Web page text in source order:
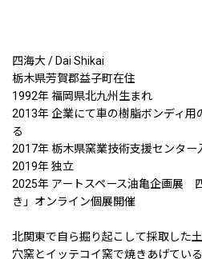
四海大 / Dai Shikai
栃木県芳賀郡益子町在住
1992年 福岡県北九州生まれ
2013年 企業にて車の樹脂ボンディ用
る
2017年 栃木県窯業技術支援センター
2019年 独立
2025年 アートスペース油亀企画展
き」オンライン個展開催
北関東で自ら掘り起こして採取した土
穴窯とイッテコイ窯で焼きあげている